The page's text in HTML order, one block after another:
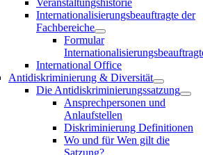
Internationalisierungsbeauftragte der
Fachbereiche
Formular
International Office
Antidiskriminierung & Diversität
Die Antidiskriminierungssatzung
Ansprechpersonen und
Anlaufstellen
Diskriminierung Definitionen
Wo und für Wen gilt die
Satzung?